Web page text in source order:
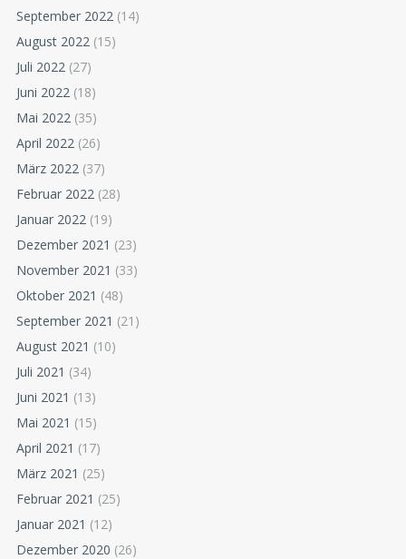
September 2022 (14)
August 2022 (15)
Juli 2022 (27)
Juni 2022 (18)
Mai 2022 (35)
April 2022 (26)
März 2022 (37)
Februar 2022 (28)
Januar 2022 (19)
Dezember 2021 (23)
November 2021 (33)
Oktober 2021 (48)
September 2021 (21)
August 2021 (10)
Juli 2021 (34)
Juni 2021 (13)
Mai 2021 (15)
April 2021 (17)
März 2021 (25)
Februar 2021 (25)
Januar 2021 (12)
Dezember 2020 (26)